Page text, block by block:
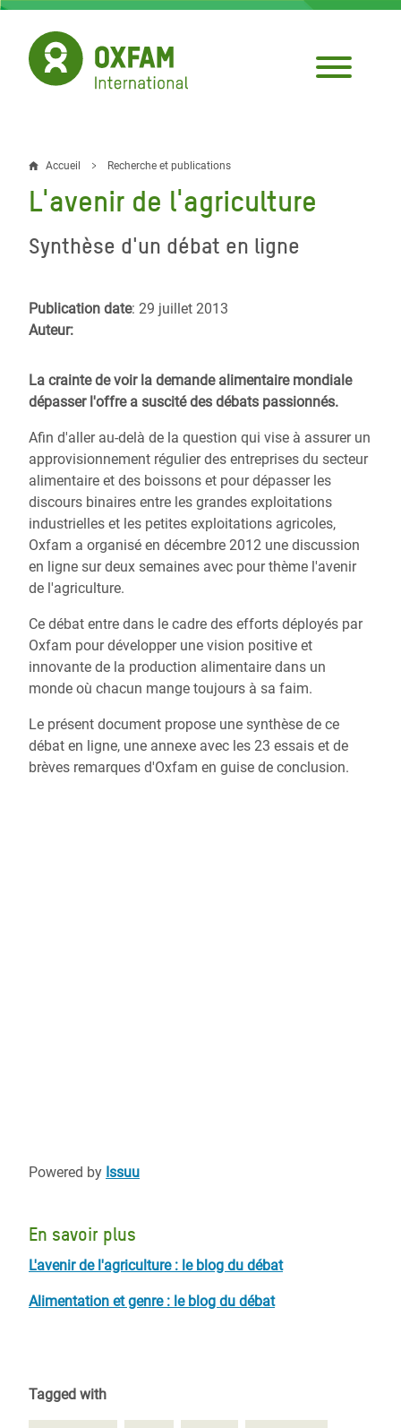
Aller
contenu
principal
Fil
d'Ariane
Accueil Recherche et publications
L'avenir de l'agriculture
Synthèse d'un débat en ligne
Publication date: 29 juillet 2013
Auteur:
La crainte de voir la demande alimentaire mondiale
dépasser l'offre a suscité des débats passionnés.
Afin d'aller au-delà de la question qui vise à assurer un
approvisionnement régulier des entreprises du secteur
alimentaire et des boissons et pour dépasser les
discours binaires entre les grandes exploitations
industrielles et les petites exploitations agricoles,
Oxfam a organisé en décembre 2012 une discussion
en ligne sur deux semaines avec pour thème l'avenir
de l'agriculture.
Ce débat entre dans le cadre des efforts déployés par
Oxfam pour développer une vision positive et
innovante de la production alimentaire dans un
monde où chacun mange toujours à sa faim.
Le présent document propose une synthèse de ce
débat en ligne, une annexe avec les 23 essais et de
brèves remarques d'Oxfam en guise de conclusion.
Powered by Issuu
En savoir plus
L'avenir de l'agriculture : le blog du débat
Alimentation et genre : le blog du débat
Tagged with